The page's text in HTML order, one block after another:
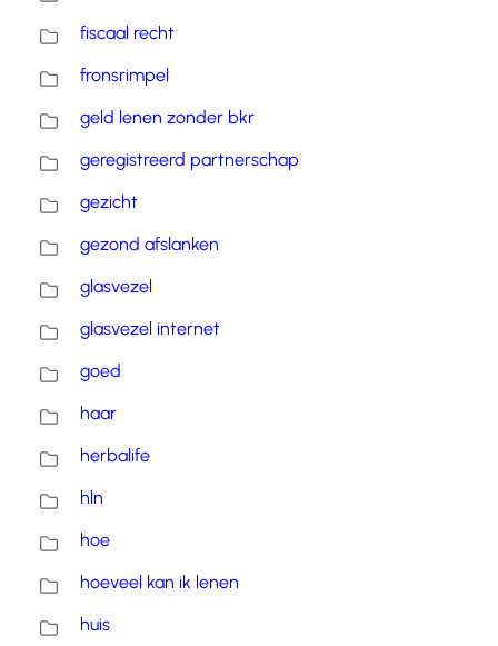
fiscaal recht
fronsrimpel
geld lenen zonder bkr
geregistreerd partnerschap
gezicht
gezond afslanken
glasvezel
glasvezel internet
goed
haar
herbalife
hln
hoe
hoeveel kan ik lenen
huis